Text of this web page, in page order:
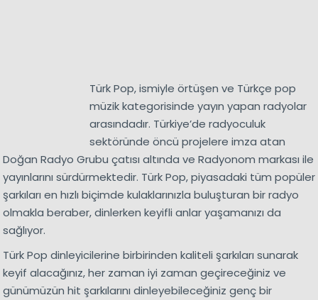
Türk Pop, ismiyle örtüşen ve Türkçe pop
müzik kategorisinde yayın yapan radyolar
arasındadır. Türkiye’de radyoculuk
sektöründe öncü projelere imza atan
Doğan Radyo Grubu çatısı altında ve Radyonom markası ile
yayınlarını sürdürmektedir. Türk Pop, piyasadaki tüm popüler
şarkıları en hızlı biçimde kulaklarınızla buluşturan bir radyo
olmakla beraber, dinlerken keyifli anlar yaşamanızı da
sağlıyor.
Türk Pop dinleyicilerine birbirinden kaliteli şarkıları sunarak
keyif alacağınız, her zaman iyi zaman geçireceğiniz ve
günümüzün hit şarkılarını dinleyebileceğiniz genç bir